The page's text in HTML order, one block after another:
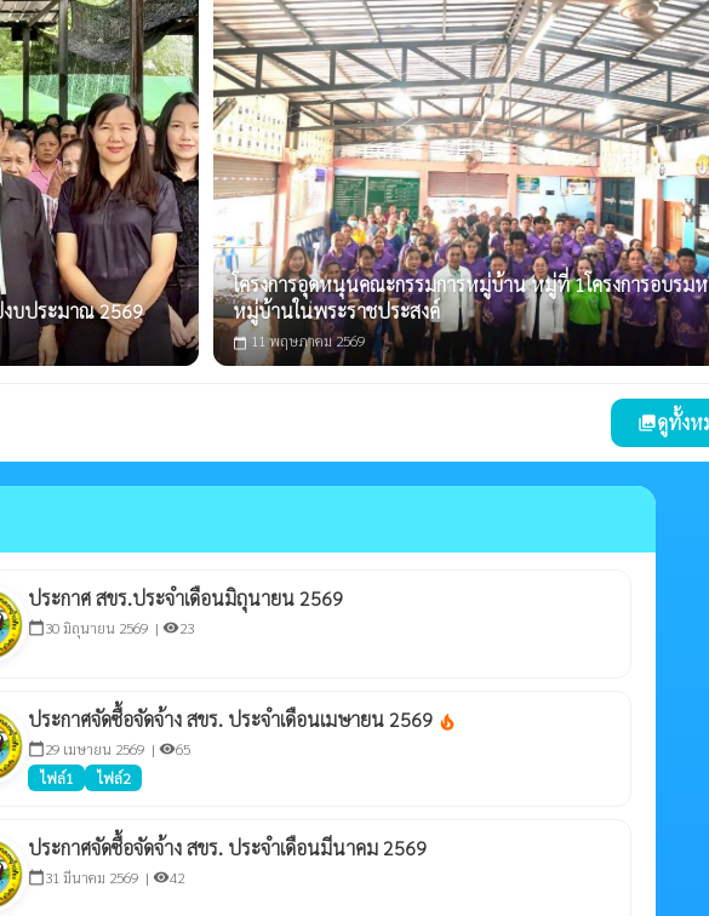
งบประมาณ 2569
โครงการอุดหนุนคณะกรรมการหมู่บ้าน หมู่ที่ 1โครงการอบรม
หมู่บ้านในพระราชประสงค์
calendar_today 11 พฤษภาคม 2569
photo_libraryดูทั้งห
ประกาศ สขร.ประจำเดือนมิถุนายน 2569
calendar_today 30 มิถุนายน 2569 | visibility23
ประกาศจัดซื้อจัดจ้าง สขร. ประจำเดือนเมษายน 2569 local_fire_department
calendar_today 29 เมษายน 2569 | visibility65
ไฟล์1
ไฟล์2
ประกาศจัดซื้อจัดจ้าง สขร. ประจำเดือนมีนาคม 2569
calendar_today 31 มีนาคม 2569 | visibility42